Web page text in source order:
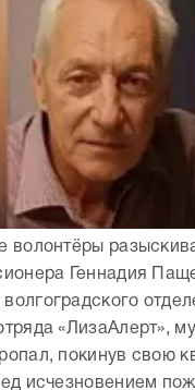
волонтёры
Геннадия
«ЛизаАлерт»,
покинув свою
исчезновением